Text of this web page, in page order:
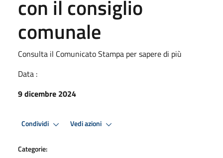
con il consiglio
comunale
Consulta il Comunicato Stampa per sapere di più
Data :
9 dicembre 2024
Condividi Vedi azioni
Categorie: